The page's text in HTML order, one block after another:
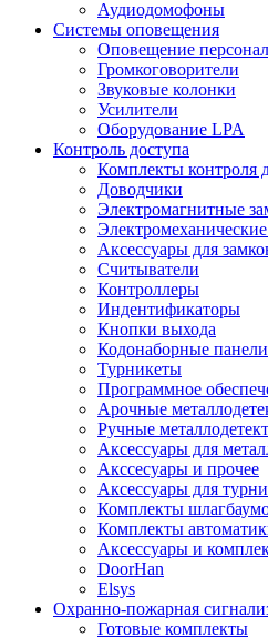
Аудиодомофоны
Системы оповещения
Оповещение
Громкоговорители
Звуковые колонки
Усилители
Оборудование LPA
Контроль доступа
Комплекты контроля
Доводчики
Электромагнитные
Аксессуары для
Считыватели
Контроллеры
Индентификаторы
Кнопки выхода
Кодонаборные панели
Турникеты
Программное
Арочные
Ручные
Аксессуары для
Акссесуары и прочее
Аксессуары для
Комплекты
Комплекты
Аксессуары и
DoorHan
Elsys
Охранно-пожарная
Готовые комплекты